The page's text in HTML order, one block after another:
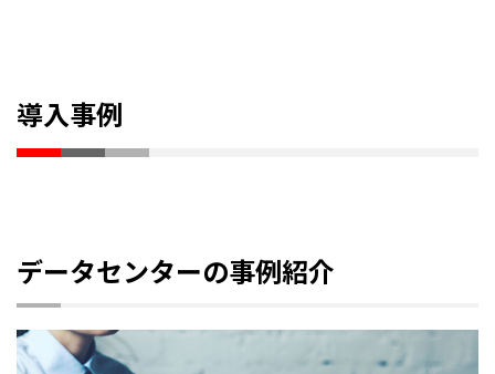
導入事例
データセンターの事例紹介